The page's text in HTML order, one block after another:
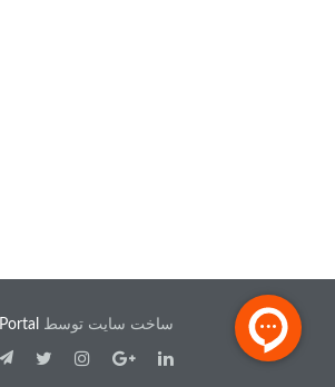
ساخت سایت توسط Portal